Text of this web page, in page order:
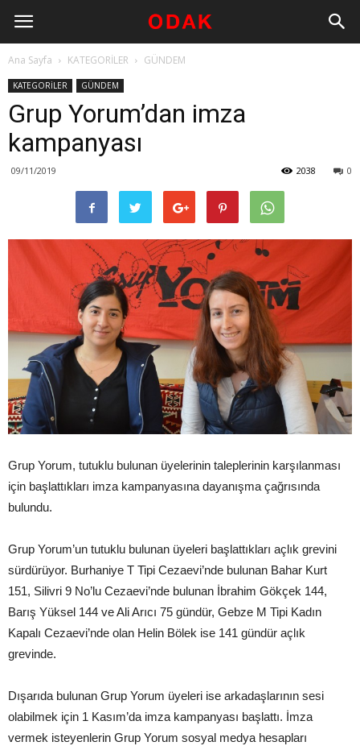
Ana Sayfa KATEGORİLER GÜNDEM
KATEGORİLER GÜNDEM
Grup Yorum’dan imza
kampanyası
09/11/2019 0
2038
Grup Yorum, tutuklu bulunan üyelerinin taleplerinin karşılanması
için başlattıkları imza kampanyasına dayanışma çağrısında
bulundu.
Grup Yorum’un tutuklu bulunan üyeleri başlattıkları açlık grevini
sürdürüyor. Burhaniye T Tipi Cezaevi’nde bulunan Bahar Kurt
151, Silivri 9 No’lu Cezaevi’nde bulunan İbrahim Gökçek 144,
Barış Yüksel 144 ve Ali Arıcı 75 gündür, Gebze M Tipi Kadın
Kapalı Cezaevi’nde olan Helin Bölek ise 141 gündür açlık
grevinde.
Dışarıda bulunan Grup Yorum üyeleri ise arkadaşlarının sesi
olabilmek için 1 Kasım’da imza kampanyası başlattı. İmza
vermek isteyenlerin Grup Yorum sosyal medya hesapları